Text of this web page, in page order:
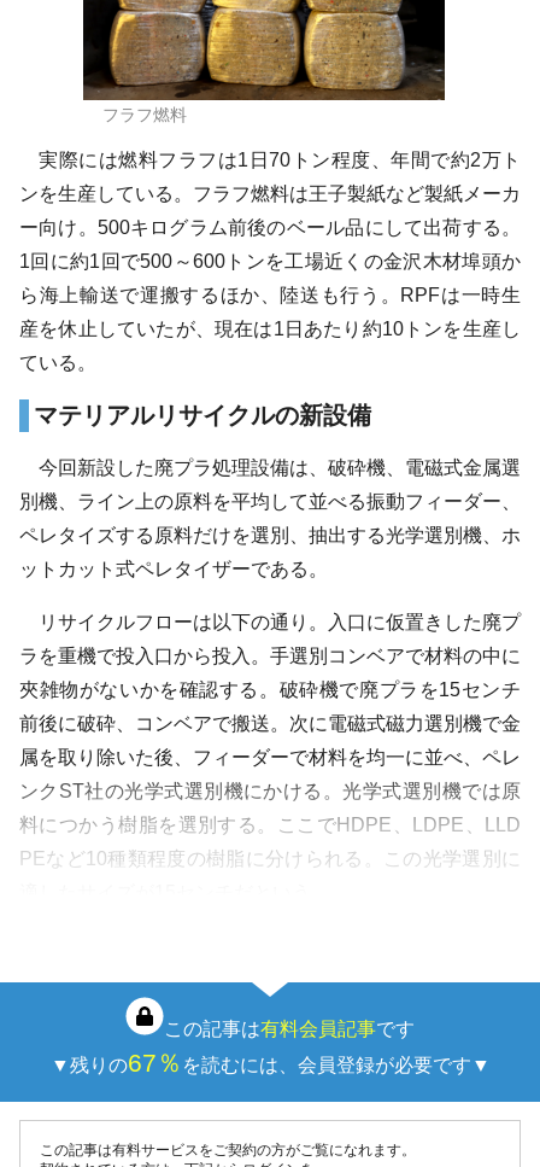
フラフ燃料
実際には燃料フラフは1日70トン程度、年間で約2万ト
ンを生産している。フラフ燃料は王子製紙など製紙メーカ
ー向け。500キログラム前後のベール品にして出荷する。
1回に約1回で500～600トンを工場近くの金沢木材埠頭か
ら海上輸送で運搬するほか、陸送も行う。RPFは一時生
産を休止していたが、現在は1日あたり約10トンを生産し
ている。
マテリアルリサイクルの新設備
今回新設した廃プラ処理設備は、破砕機、電磁式金属選
別機、ライン上の原料を平均して並べる振動フィーダー、
ペレタイズする原料だけを選別、抽出する光学選別機、ホ
ットカット式ペレタイザーである。
リサイクルフローは以下の通り。入口に仮置きした廃プ
ラを重機で投入口から投入。手選別コンベアで材料の中に
夾雑物がないかを確認する。破砕機で廃プラを15センチ
前後に破砕、コンベアで搬送。次に電磁式磁力選別機で金
属を取り除いた後、フィーダーで材料を均一に並べ、ペレ
ンクST社の光学式選別機にかける。光学式選別機では原
料につかう樹脂を選別する。ここでHDPE、LDPE、LLD
PEなど10種類程度の樹脂に分けられる。この光学選別に
この記事は有料会員記事です
▼残りの67％ を読むには、会員登録が必要です▼
この記事は有料サービスをご契約の方がご覧になれます。